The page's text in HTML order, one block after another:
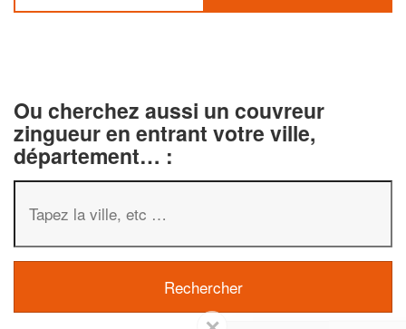
Ou cherchez aussi un couvreur
zingueur en entrant votre ville,
département… :